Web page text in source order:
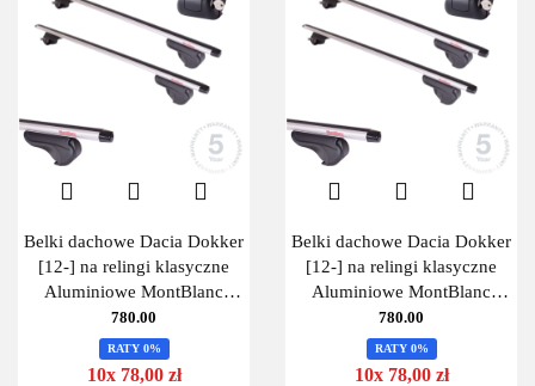
Belki dachowe Dacia Dokker
[12-] na relingi klasyczne
Aluminiowe MontBlanc
Activa Alu 125
780.00
RATY 0%
10x 78,00 zł
Belki dachowe Dacia Dokker
[12-] na relingi klasyczne
Aluminiowe MontBlanc
Activa Alu 125
780.00
RATY 0%
10x 78,00 zł